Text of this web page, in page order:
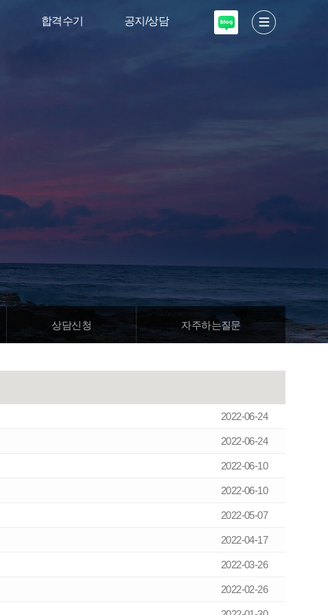
합격수기 공지/상담
상담신청 자주하는질문
2022-06-24
2022-06-24
2022-06-10
2022-06-10
2022-05-07
2022-04-17
2022-03-26
2022-02-26